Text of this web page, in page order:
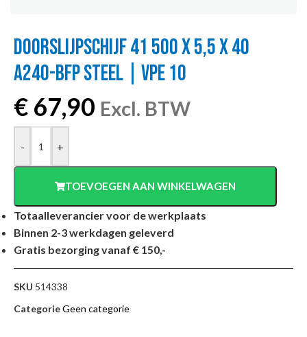
DOORSLIJPSCHIJF 41 500 X 5,5 X 40
A24O-BFP STEEL | VPE 10
€ 67,90 Excl. BTW
- +
TOEVOEGEN AAN WINKELWAGEN
Totaalleverancier voor de werkplaats
Binnen 2-3 werkdagen geleverd
Gratis bezorging vanaf € 150,-
SKU 514338
CategorieGeen categorie